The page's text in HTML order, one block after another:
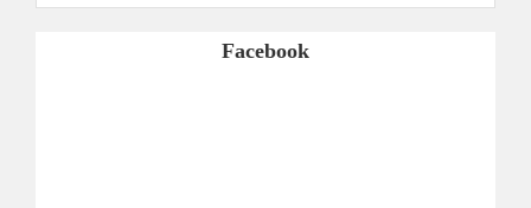
Facebook